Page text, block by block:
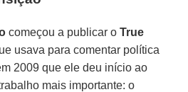
começou a publicar oTrue
usava para comentar política
2009 que ele deu início ao
mais importante: o